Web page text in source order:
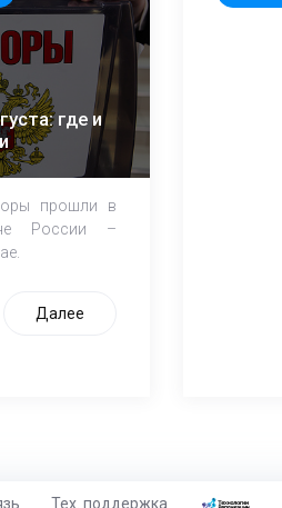
где и
прошли в
России –
Далее
Тех. поддержка